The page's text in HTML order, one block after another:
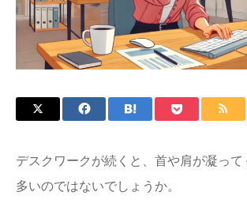
デスクワークが続くと、首や肩が凝って
多いのではないでしょうか。
アクセス